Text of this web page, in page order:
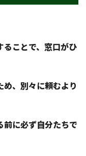
ることで、窓口がひ
め、別々に頼むより
前に必ず自分たちで